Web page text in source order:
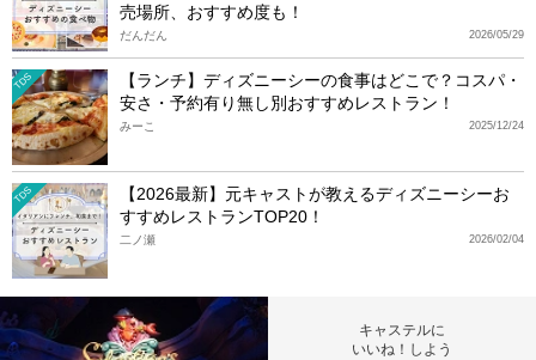
売場所、おすすめ度も！
2026/05/29
だんだん
TDS
【ランチ】ディズニーシーの食事はどこで？コスパ・
安さ・予約有り無し別おすすめレストラン！
2025/12/24
みーこ
TDS
【2026最新】元キャストが教えるディズニーシーお
すすめレストランTOP20！
2026/02/04
二ノ瀬
キャステルに
いいね！しよう